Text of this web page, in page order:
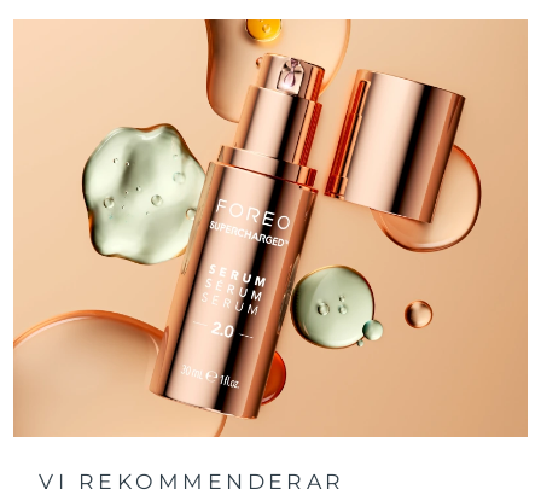
VI REKOMMENDERAR